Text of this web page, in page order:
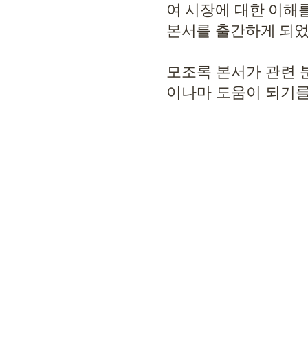
여 시장에 대한 이해
본서를 출간하게 되
모조록 본서가 관련
이나마 도움이 되기